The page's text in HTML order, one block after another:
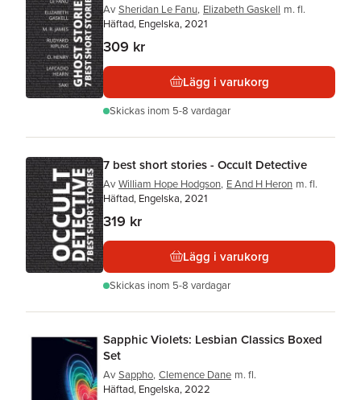
Av Sheridan Le Fanu, Elizabeth Gaskell m. fl.
Häftad, Engelska, 2021
309 kr
Lägg i varukorg
Skickas inom 5-8 vardagar
7 best short stories - Occult Detective
Av William Hope Hodgson, E And H Heron m. fl.
Häftad, Engelska, 2021
319 kr
Lägg i varukorg
Skickas inom 5-8 vardagar
Sapphic Violets: Lesbian Classics Boxed
Set
Av Sappho, Clemence Dane m. fl.
Häftad, Engelska, 2022